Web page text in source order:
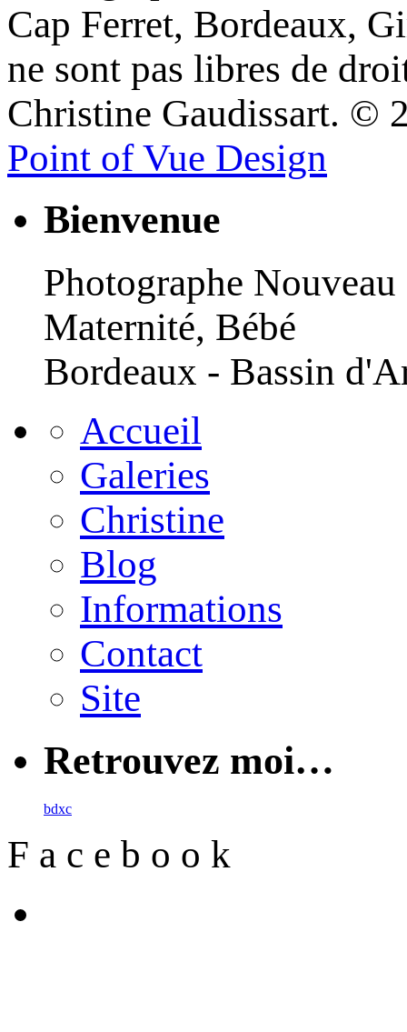
Cap Ferret, Bordeaux,
ne sont pas libres de
Christine Gaudissart. ©
Point of Vue Design
Bienvenue
Photographe Nouveau
Maternité, Bébé
Bordeaux - Bassin
Accueil
Galeries
Christine
Blog
Informations
Contact
Site
Retrouvez moi…
bdxc
F a c e b o o k